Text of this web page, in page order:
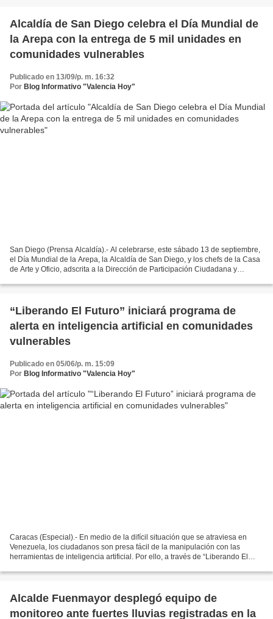
Alcaldía de San Diego celebra el Día Mundial de
la Arepa con la entrega de 5 mil unidades en
comunidades vulnerables
Publicado en 13/09/p. m. 16:32
Por Blog Informativo "Valencia Hoy"
San Diego (Prensa Alcaldía).- Al celebrarse, este sábado 13 de septiembre,
el Día Mundial de la Arepa, la Alcaldía de San Diego, y los chefs de la Casa
de Arte y Oficio, adscrita a la Dirección de Participación Ciudadana y
“Liberando El Futuro” iniciará programa de
alerta en inteligencia artificial en comunidades
vulnerables
Publicado en 05/06/p. m. 15:09
Por Blog Informativo "Valencia Hoy"
Caracas (Especial).- En medio de la difícil situación que se atraviesa en
Venezuela, los ciudadanos son presa fácil de la manipulación con las
herramientas de inteligencia artificial. Por ello, a través de “Liberando El
Alcalde Fuenmayor desplegó equipo de
monitoreo ante fuertes lluvias registradas en la